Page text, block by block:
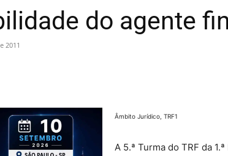
do agente
2011
Âmbito Jurídico, TRF1
A 5.ª Turma do TRF da